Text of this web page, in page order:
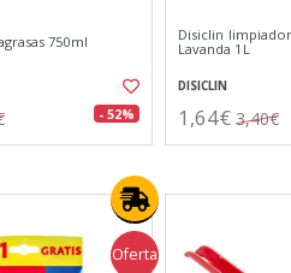
750ml
- 52%
Disiclin
Lavanda 1L
DISICLIN
1,64€ 3,40€
Oferta